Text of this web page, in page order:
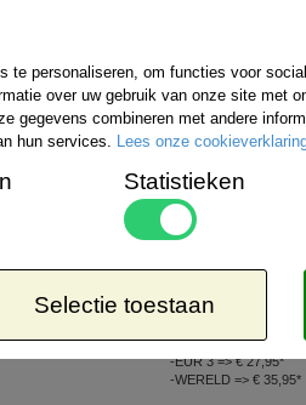
kiezen:
Internationale
Bestelling verzenden wij
uitgebreide informatie kunt
Aangetekend
-EUR 2 => € 26,65*
-EUR 3 => € 27,95*
-WERELD => € 35,95*
te personaliseren, om functies voor
over uw gebruik van onze site met
gegevens combineren met andere
hun services. Lees onze
Statistieken
Selectie toestaan